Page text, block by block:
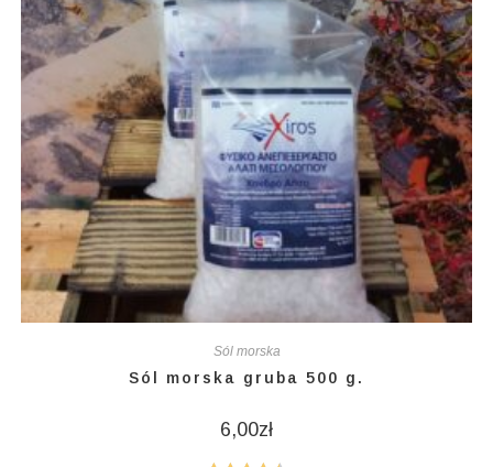
Sól morska
Sól morska gruba 500 g.
6,00zł